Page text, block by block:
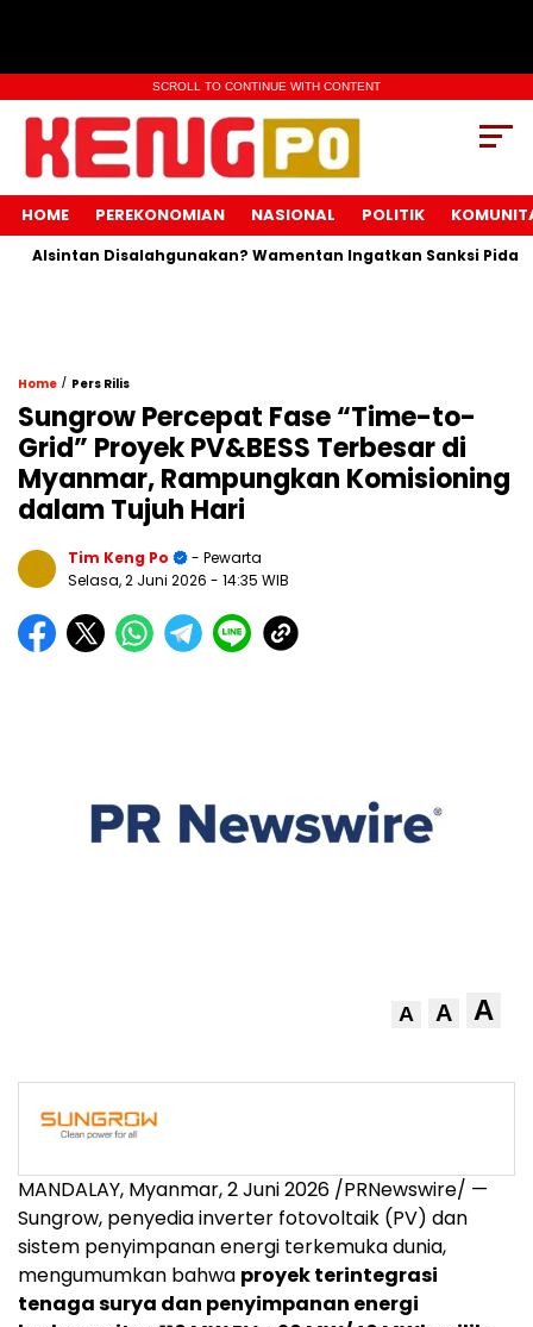
SCROLL TO CONTINUE WITH CONTENT
HOME PEREKONOMIAN NASIONAL POLITIK
Disalahgunakan? Wamentan Ingatkan Sanksi Pidana
Home / Pers Rilis
Sungrow Percepat Fase “Time-to-
Grid” Proyek PV&BESS Terbesar di
Myanmar, Rampungkan Komisioning
dalam Tujuh Hari
Tim Keng Po
- Pewarta
Selasa, 2 Juni 2026 - 14:35 WIB
A A A
MANDALAY, Myanmar,2 Juni 2026 /PRNewswire/ —
Sungrow, penyedia inverter fotovoltaik (PV) dan
sistem penyimpanan energi terkemuka dunia,
mengumumkan bahwa proyek terintegrasi
tenaga surya dan penyimpanan energi